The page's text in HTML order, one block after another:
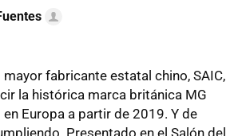
fabricante estatal chino, SAIC,
la histórica marca británica MG
Europa a partir de 2019. Y de
Presentado en el Salón del